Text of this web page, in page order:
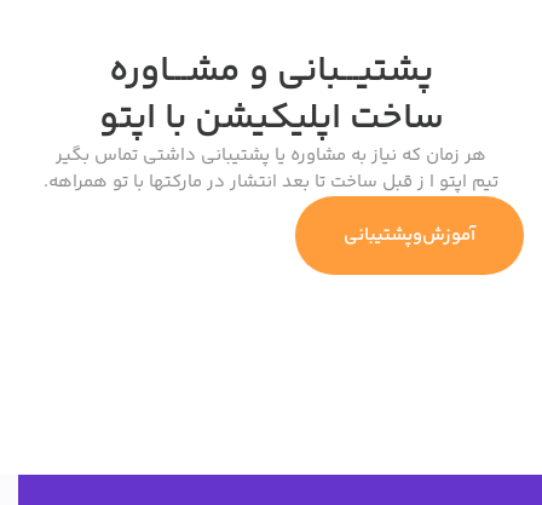
پشتیـــبانی و مشـــاوره
ساخت اپلیکیشن با اپتو
هر زمان که نیاز به مشاوره یا پشتیبانی داشتی تماس بگیر
تیم اپتو ا ز قبل ساخت تا بعد انتشار در مارکتها با تو همراهه.
آموزش‌وپشتیبانی